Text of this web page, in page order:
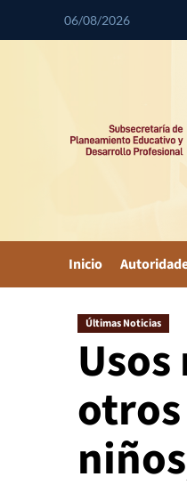
06/08/2026
Inicio
Últimas Noticias